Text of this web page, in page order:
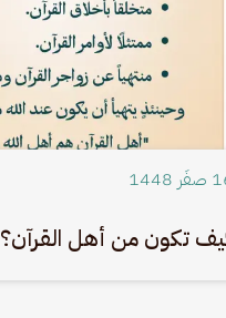
1448
تكون من أهل القرآن؟